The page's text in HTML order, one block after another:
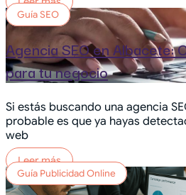
Guía SEO
Agencia SEO en Albacete:
para tu negocio
Si estás buscando una agencia
probable es que ya hayas
web
Leer más
Guía Publicidad Online